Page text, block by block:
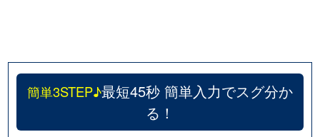
簡単3STEP♪最短45秒 簡単入力でスグ分か
る！